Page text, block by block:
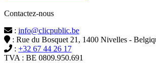
Contactez-nous
: info@clicpublic.be
: Rue du Bosquet 21, 1400 Nivelles -
: +32 67 44 26 17
TVA : BE 0809.950.691